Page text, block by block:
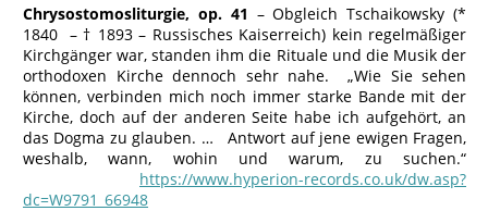
Chrysostomosliturgie, op. 41 – Obgleich Tschaikowsky (*
1840 – † 1893 – Russisches Kaiserreich) kein regelmäßiger
Kirchgänger war, standen ihm die Rituale und die Musik der
orthodoxen Kirche dennoch sehr nahe. „Wie Sie sehen
können, verbinden mich noch immer starke Bande mit der
Kirche, doch auf der anderen Seite habe ich aufgehört, an
das Dogma zu glauben. … Antwort auf jene ewigen Fragen,
weshalb, wann, wohin und warum, zu suchen.“
https://www.hyperion-records.co.uk/dw.asp?
dc=W9791_66948